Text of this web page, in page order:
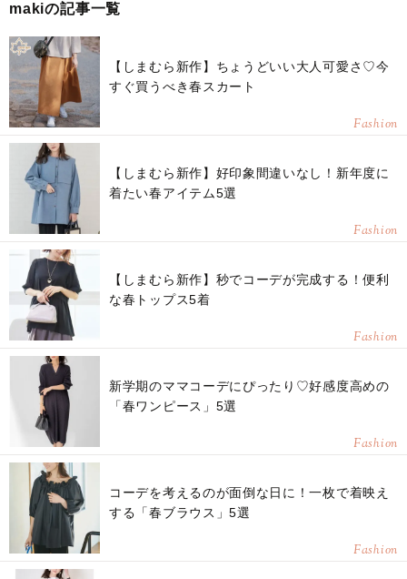
makiの記事一覧
【しまむら新作】ちょうどいい大人可愛さ♡今
すぐ買うべき春スカート
Fashion
【しまむら新作】好印象間違いなし！新年度に
着たい春アイテム5選
Fashion
【しまむら新作】秒でコーデが完成する！便利
な春トップス5着
Fashion
新学期のママコーデにぴったり♡好感度高めの
「春ワンピース」5選
Fashion
コーデを考えるのが面倒な日に！一枚で着映え
する「春ブラウス」5選
Fashion